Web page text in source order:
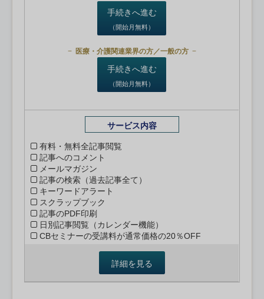
手続きへ進む
（開始月無料）
医療・介護関連業界の方／一般の方
手続きへ進む
（開始月無料）
サービス内容
有料・無料全記事閲覧
記事へのコメント
メールマガジン
記事の検索（過去記事全て）
キーワードアラート
スクラップブック
記事のPDF印刷
日別記事閲覧（カレンダー機能）
CBセミナーの受講料が通常価格の20％OFF
詳細を見る